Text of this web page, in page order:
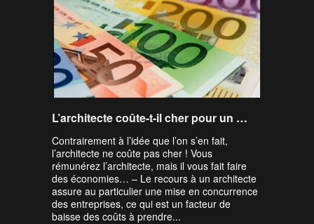
L’architecte coûte-t-il cher pour un particulier ?
Contrairement à l’idée que l’on s’en fait,
l’architecte ne coûte pas cher ! Vous
rémunérez l’architecte, mais il vous fait faire
des économies… – Le recours à un architecte
assure au particulier une mise en concurrence
des entreprises, ce qui est un facteur de
baisse des coûts à prendre...